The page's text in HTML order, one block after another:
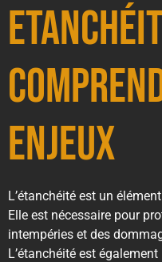
enjeux
L’étanchéité est un
Elle est nécessaire pour
intempéries et des
L’étanchéité est